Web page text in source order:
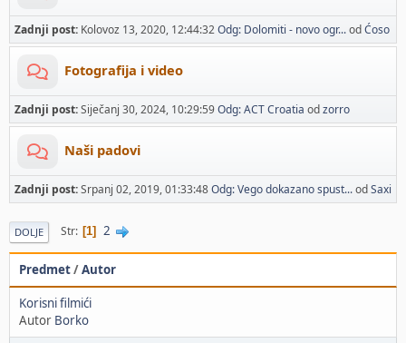
Zadnji post: Kolovoz 13, 2020, 12:44:32Odg: Dolomiti - novo ogr...odĆoso
Fotografija i video
Zadnji post:Siječanj 30, 2024, 10:29:59Odg: ACT Croatia odzorro
Naši padovi
Zadnji post:Srpanj 02, 2019, 01:33:48Odg: Vego dokazano spust...odSaxi
DOLJE Str 1 2
Predmet/Autor
Korisni filmići
Autor Borko